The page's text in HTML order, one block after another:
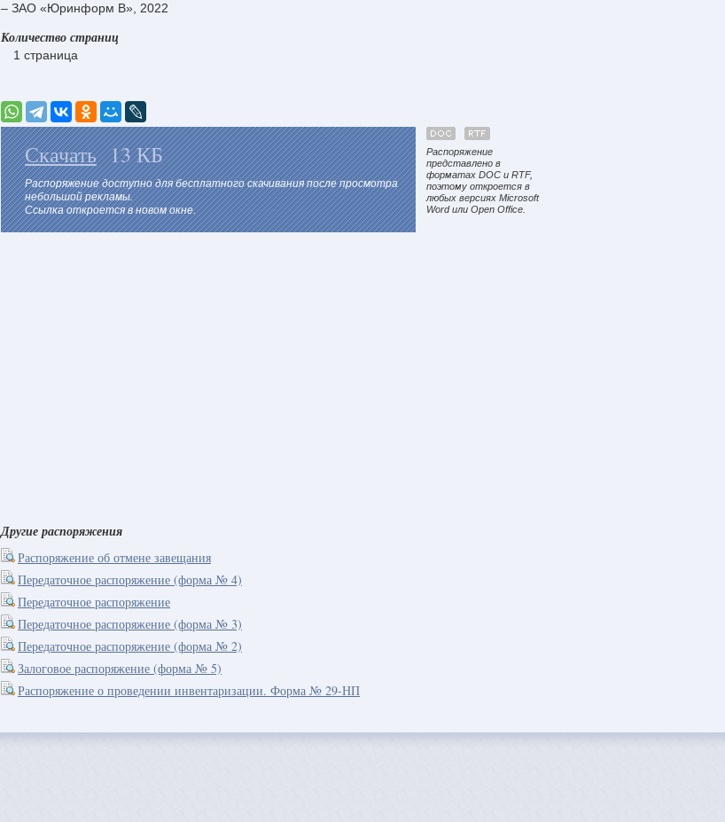
– ЗАО «Юринформ В», 2022
Количество страниц
1 страница
Скачать 13 КБ
Распоряжение доступно для бесплатного скачивания после просмотра
небольшой рекламы.
Ссылка откроется в новом окне.
Распоряжение
представлено в
форматах DOC и RTF,
поэтому откроется в
любых версиях Microsoft
Word или Open Office.
Другие распоряжения
Распоряжение об отмене завещания
Передаточное распоряжение (форма № 4)
Передаточное распоряжение
Передаточное распоряжение (форма № 3)
Передаточное распоряжение (форма № 2)
Залоговое распоряжение (форма № 5)
Распоряжение о проведении инвентаризации. Форма № 29-НП